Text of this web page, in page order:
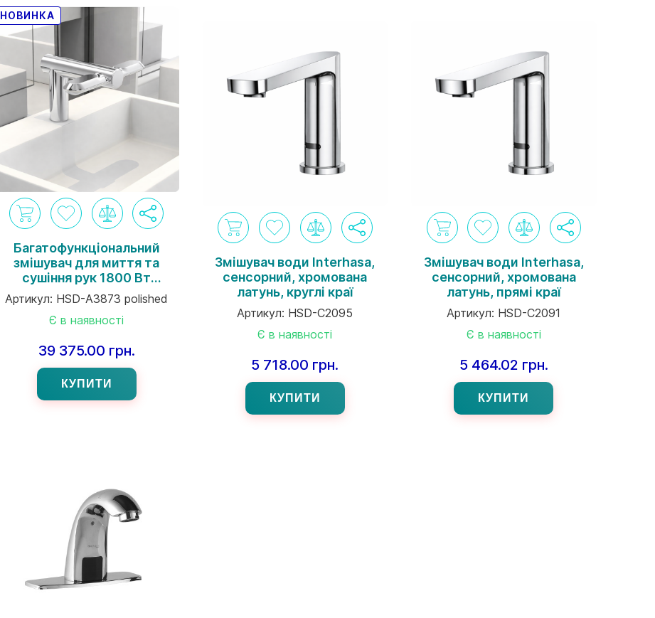
НОВИНКА
Багатофункціональний
змішувач для миття та
сушіння рук 1800 Вт
торгової марки Interhasa
Артикул: HSD-A3873 polished
Є в наявності
39 375.00 грн.
КУПИТИ
Змішувач води Interhasa,
сенсорний, хромована
латунь, круглі краї
Артикул: HSD-C2095
Є в наявності
5 718.00 грн.
КУПИТИ
Змішувач води Interhasa,
сенсорний, хромована
латунь, прямі краї
Артикул: HSD-C2091
Є в наявності
5 464.02 грн.
КУПИТИ